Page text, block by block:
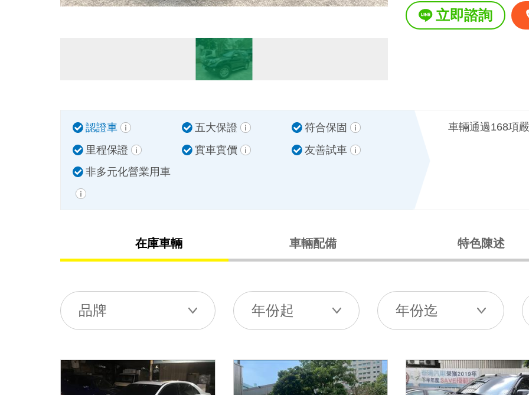
立即諮詢
認證車 五大保證
符合保固
里程保證
實車實價
友善試車
非多元化營業用車
車輛通過168項
在庫車輛 車輛配備 特色陳述